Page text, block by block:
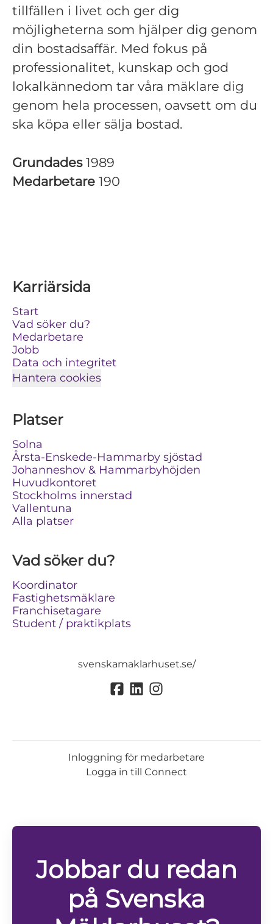
tillfällen i livet och ger dig
möjligheterna som hjälper dig genom
din bostadsaffär. Med fokus på
professionalitet, kunskap och god
lokalkännedom tar våra mäklare dig
genom hela processen, oavsett om du
ska köpa eller sälja bostad.
Grundades 1989
Medarbetare 190
Karriärsida
Start
Vad söker du?
Medarbetare
Jobb
Data och integritet
Hantera cookies
Platser
Solna
Årsta-Enskede-Hammarby sjöstad
Johanneshov & Hammarbyhöjden
Huvudkontoret
Stockholms innerstad
Vallentuna
Alla platser
Vad söker du?
Koordinator
Fastighetsmäklare
Franchisetagare
Student / praktikplats
svenskamaklarhuset.se/
Inloggning för medarbetare
Logga in till Connect
Jobbar du redan
på Svenska